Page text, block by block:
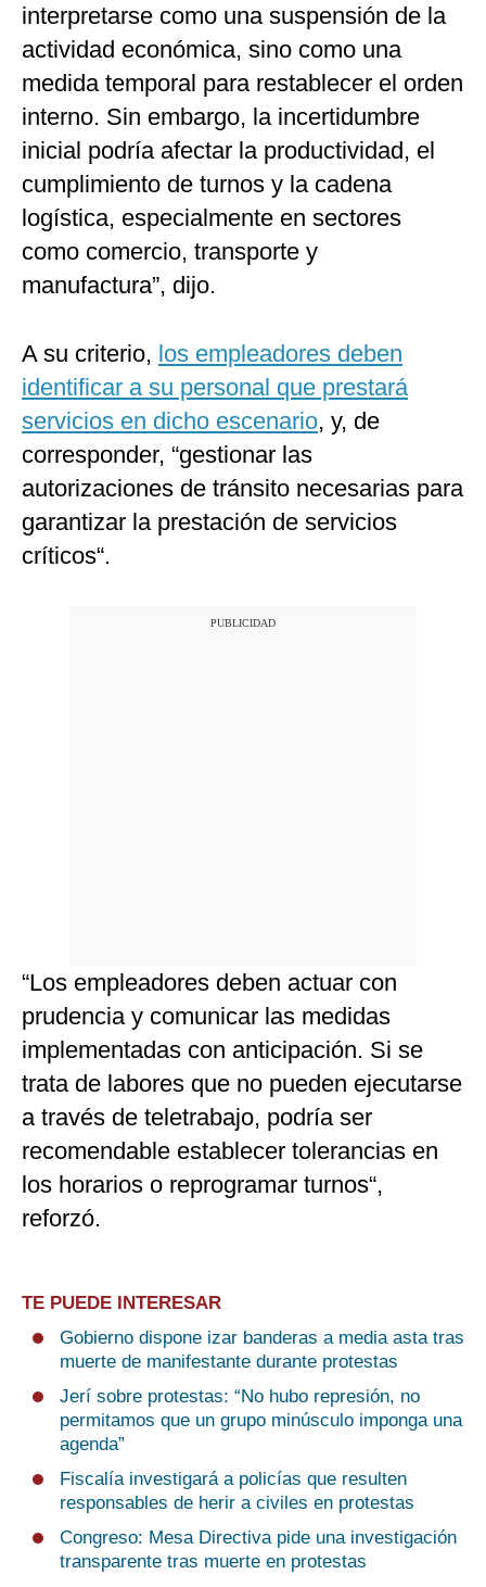
interpretarse como una suspensión de la
actividad económica, sino como una
medida temporal para restablecer el orden
interno. Sin embargo, la incertidumbre
inicial podría afectar la productividad, el
cumplimiento de turnos y la cadena
logística, especialmente en sectores
como comercio, transporte y
manufactura”, dijo.
A su criterio, los empleadores deben
identificar a su personal que prestará
servicios en dicho escenario, y, de
corresponder, “gestionar las
autorizaciones de tránsito necesarias para
garantizar la prestación de servicios
críticos“.
“Los empleadores deben actuar con
prudencia y comunicar las medidas
implementadas con anticipación. Si se
trata de labores que no pueden ejecutarse
a través de teletrabajo, podría ser
recomendable establecer tolerancias en
los horarios o reprogramar turnos“,
reforzó.
TE PUEDE INTERESAR
Gobierno dispone izar banderas a media asta tras
muerte de manifestante durante protestas
Jerí sobre protestas: “No hubo represión, no
permitamos que un grupo minúsculo imponga una
agenda”
Fiscalía investigará a policías que resulten
responsables de herir a civiles en protestas
Congreso: Mesa Directiva pide una investigación
transparente tras muerte en protestas